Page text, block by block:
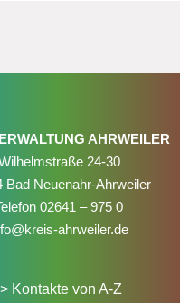
AHRWEILER
24-30
Bad Neuenahr-Ahrweiler
02641 – 975 0
ahrweiler.de
Kontakte von A-Z